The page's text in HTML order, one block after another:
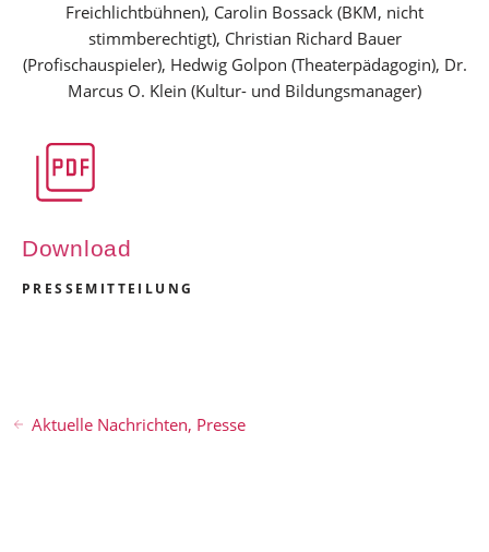
Freichlichtbühnen), Carolin Bossack (BKM, nicht
stimmberechtigt), Christian Richard Bauer
(Profischauspieler), Hedwig Golpon (Theaterpädagogin), Dr.
Marcus O. Klein (Kultur- und Bildungsmanager)
Download
PRESSEMITTEILUNG
Aktuelle Nachrichten, Presse